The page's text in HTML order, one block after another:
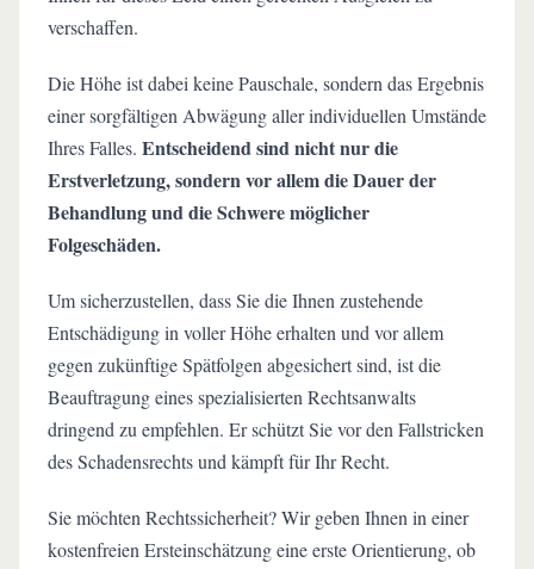
verschaffen.
Die Höhe ist dabei keine Pauschale, sondern das Ergebnis
einer sorgfältigen Abwägung aller individuellen Umstände
Ihres Falles. Entscheidend sind nicht nur die
Erstverletzung, sondern vor allem die Dauer der
Behandlung und die Schwere möglicher
Folgeschäden.
Um sicherzustellen, dass Sie die Ihnen zustehende
Entschädigung in voller Höhe erhalten und vor allem
gegen zukünftige Spätfolgen abgesichert sind, ist die
Beauftragung eines spezialisierten Rechtsanwalts
dringend zu empfehlen. Er schützt Sie vor den Fallstricken
des Schadensrechts und kämpft für Ihr Recht.
Sie möchten Rechtssicherheit? Wir geben Ihnen in einer
kostenfreien Ersteinschätzung eine erste Orientierung, ob